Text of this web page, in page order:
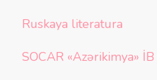
Ruskaya literatura
SOCAR «Azərikimya» İB